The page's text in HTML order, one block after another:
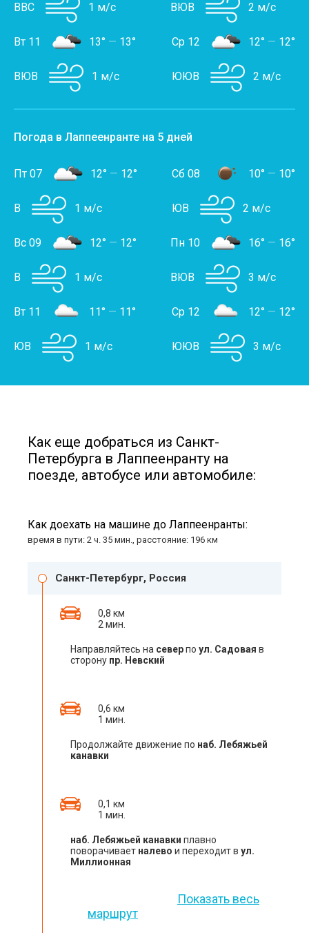
ВВС 1 м/с ВЮВ 2 м/с
Вт 11 13° — 13°
ВЮВ 1 м/с
Ср 12 12° — 12°
ЮЮВ 2 м/с
Погода в Лаппеенранте на 5 дней
Пт 07 12° — 12°
В 1 м/с
Сб 08 10° — 10°
ЮВ 2 м/с
Вс 09 12° — 12°
В 1 м/с
Пн 10 16° — 16°
ВЮВ 3 м/с
Вт 11 11° — 11°
ЮВ 1 м/с
Ср 12 12° — 12°
ЮЮВ 3 м/с
Как еще добраться из Санкт-
Петербурга в Лаппеенранту на
поезде, автобусе или автомобиле:
Как доехать на машине до Лаппеенранты:
время в пути: 2 ч. 35 мин., расстояние: 196 км
Санкт-Петербург, Россия
0,8 км
2 мин.
Направляйтесь на северпо ул. Садовая в
сторону пр. Невский
0,6 км
1 мин.
Продолжайте движение по наб. Лебяжьей
канавки
0,1 км
1 мин.
наб. Лебяжьей канавки плавно
поворачивает налево и переходит в ул.
Миллионная
Показать весь
маршрут